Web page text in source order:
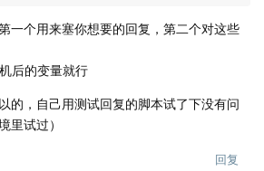
一个用来塞你想要的回复，第二个对这些
后的变量就行
的，自己用测试回复的脚本试了下没有问
里试过）
回复